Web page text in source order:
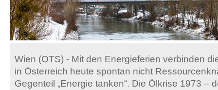
Wien (OTS) - Mit den Energieferien verbinden
in Österreich heute spontan nicht
Gegenteil „Energie tanken“. Die Ölkrise 1973 –